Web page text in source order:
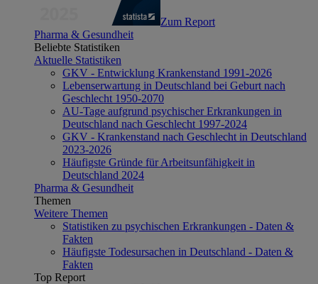
Zum Report
Pharma & Gesundheit
Beliebte Statistiken
Aktuelle Statistiken
GKV - Entwicklung Krankenstand 1991-2026
Lebenserwartung in Deutschland bei Geburt nach
Geschlecht 1950-2070
AU-Tage aufgrund psychischer Erkrankungen in
Deutschland nach Geschlecht 1997-2024
GKV - Krankenstand nach Geschlecht in Deutschland
2023-2026
Häufigste Gründe für Arbeitsunfähigkeit in
Deutschland 2024
Pharma & Gesundheit
Themen
Weitere Themen
Statistiken zu psychischen Erkrankungen - Daten &
Fakten
Häufigste Todesursachen in Deutschland - Daten &
Fakten
Top Report